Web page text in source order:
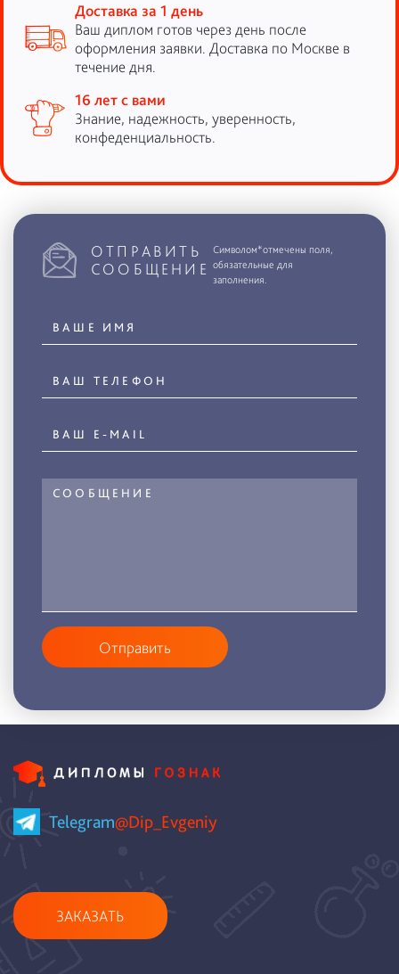
Доставка за 1 день
Ваш диплом готов через день после
оформления заявки. Доставка по Москве в
течение дня.
16 лет с вами
Знание, надежность, уверенность,
конфеденциальность.
ОТПРАВИТЬ
СООБЩЕНИЕ
Символом*отмечены поля,
обязательные для
заполнения.
Отправить
Telegram@Dip_Evgeniy
ЗАКАЗАТЬ